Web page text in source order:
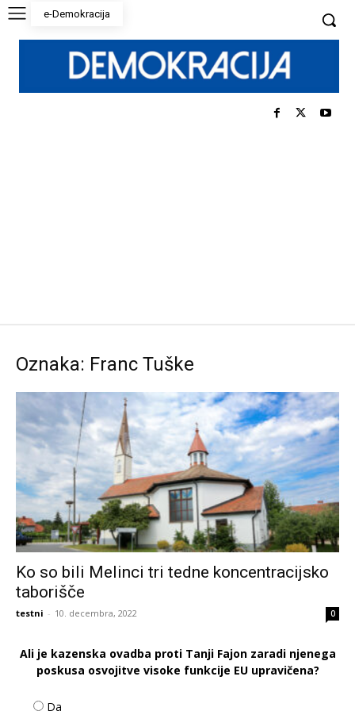
e-Demokracija
Oznaka: Franc Tuške
Ko so bili Melinci tri tedne koncentracijsko
taborišče
testni - 10. decembra, 2022 0
Ali je kazenska ovadba proti Tanji Fajon zaradi njenega
poskusa osvojitve visoke funkcije EU upravičena?
Da